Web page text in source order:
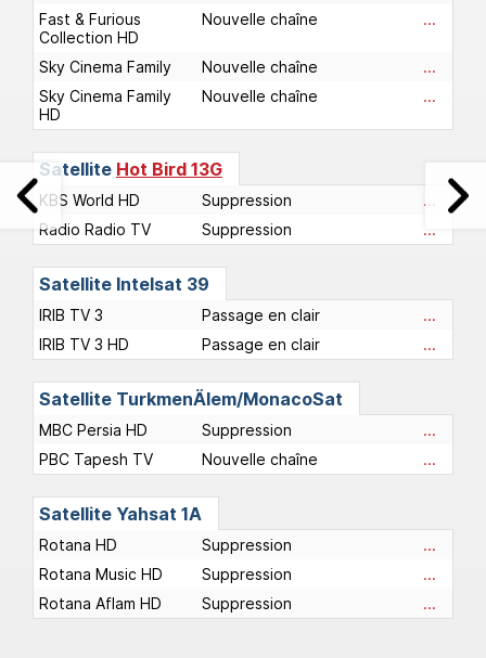
Fast & Furious
Collection HD
Nouvelle chaîne ...
Sky Cinema Family Nouvelle chaîne
...
Sky Cinema Family
HD
Nouvelle chaîne ...
Satellite Hot Bird 13G
KBS World HD Suppression
...
Radio Radio TV
Suppression ...
Satellite Intelsat 39
IRIB TV 3 Passage en clair
...
IRIB TV 3 HD
Passage en clair ...
Satellite TurkmenÄlem/MonacoSat
MBC Persia HD Suppression
...
PBC Tapesh TV
Nouvelle chaîne ...
Satellite Yahsat 1A
Rotana HD Suppression
...
Rotana Music HD
Suppression
...
Rotana Aflam HD
Suppression ...